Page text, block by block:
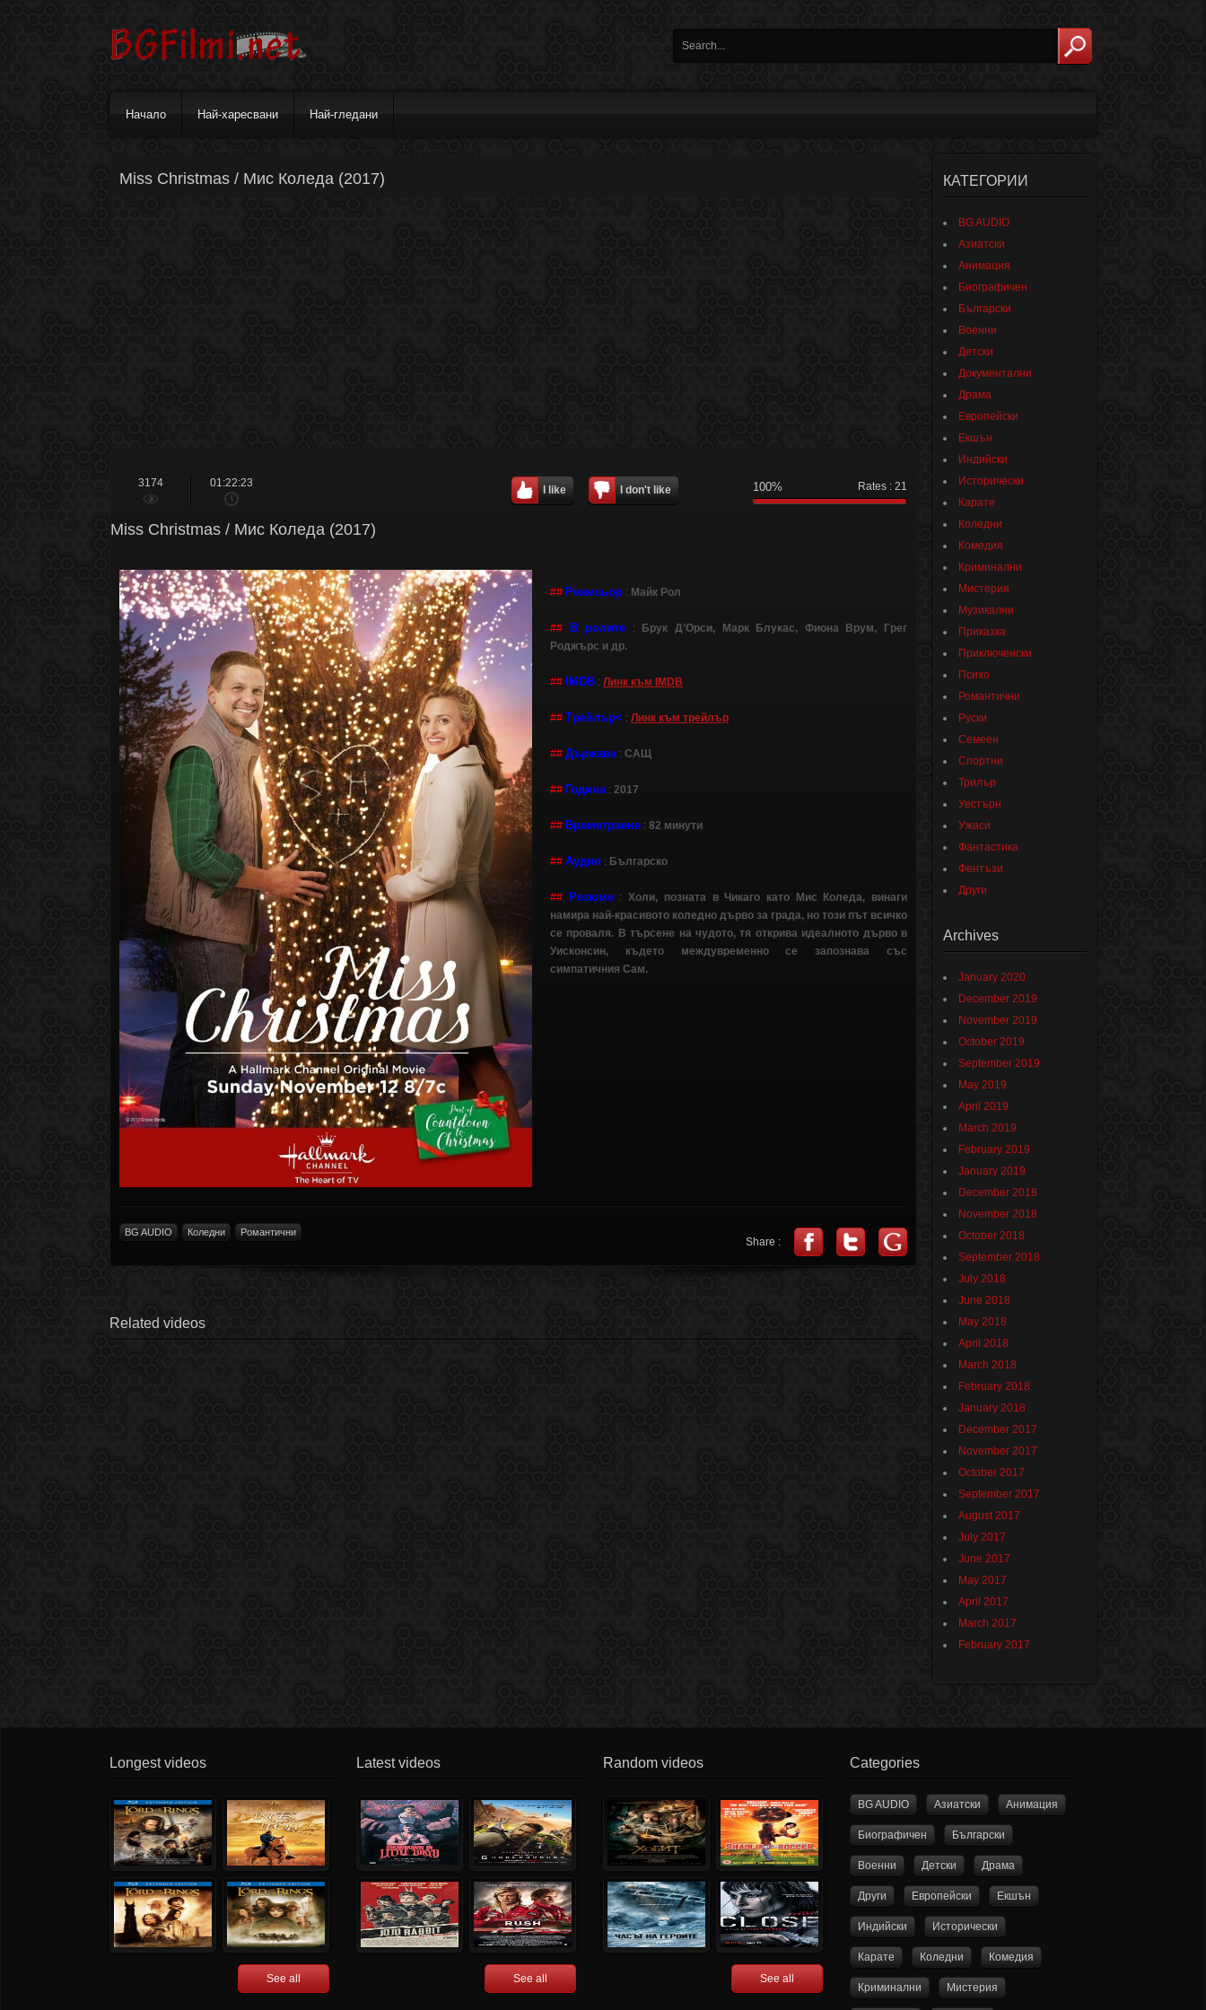
Начало Най-харесвани Най-гледани
Miss Christmas / Мис Коледа (2017)
3174 01:22:23 100% Rates : 21
I like I don't like
Miss Christmas / Мис Коледа (2017)
## Режисьор : Майк Рол
## В ролите :
Брук Д’Орси, Марк Блукас, Фиона Врум, Грег
Роджърс и др.
## IMDB : Линк към IMDB
## Трейлър< : Линк към трейлър
## Държава: САЩ
## Година: 2017
## Времетраене : 82 минути
## Аудио : Българско
## Резюме:Холи, позната в Чикаго като Мис Коледа, винаги
намира най-красивото коледно дърво за града, но този път всичко
се проваля. В търсене на чудото, тя открива идеалното дърво в
Уисконсин, където междувременно се запознава със
симпатичния Сам.
Share :
BG AUDIO Коледни Романтични
Related videos
КАТЕГОРИИ
BG AUDIO
Азиатски
Анимация
Биографичен
Български
Военни
Детски
Документални
Драма
Европейски
Екшън
Индийски
Исторически
Карате
Коледни
Комедия
Криминални
Мистерия
Музикални
Приказка
Приключенски
Психо
Романтични
Руски
Семеен
Спортни
Трилър
Уестърн
Ужаси
Фантастика
Фентъзи
Други
Archives
January 2020
December 2019
November 2019
October 2019
September 2019
May 2019
April 2019
March 2019
February 2019
January 2019
December 2018
November 2018
October 2018
September 2018
July 2018
June 2018
May 2018
April 2018
March 2018
February 2018
January 2018
December 2017
November 2017
October 2017
September 2017
August 2017
July 2017
June 2017
May 2017
April 2017
March 2017
February 2017
Longest videos
See all
Latest videos
See all
Random videos
See all
Categories
BG AUDIO Азиатски Анимация
Биографичен Български
Военни Детски Драма
Други Европейски Екшън
Индийски Исторически
Карате Коледни Комедия
Криминални Мистерия